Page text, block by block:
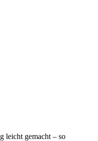
leicht gemacht – so